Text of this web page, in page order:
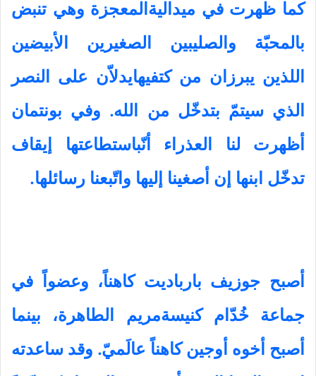
كما ظهرت في ميداليةالمعجزة وهي تنبض
بالمحبّة والصليبين الصغيرين الأبيضين
اللذين يبرزان من كتفيهايدلاّن على النصر
الذي سيتمّ بتدخّل من الله. وفي بونتمان
أظهرت لنا العذراء أنّباستطاعتها إيقاف
تدخّل ابنها إن أصغينا إليها واتّبعنا رسائلها.
أصبح جوزيف بارباديت كاهناً، وعضواً في
جماعة خُدّام كنيسةمريم الطاهرة، بينما
أصبح أخوه أوجين كاهناً عالَميّ. وقد ساعدته